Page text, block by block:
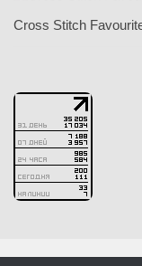
Cross Stitch